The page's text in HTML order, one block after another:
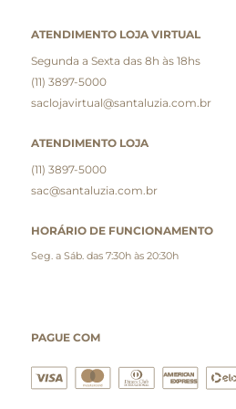
ATENDIMENTO LOJA VIRTUAL
Segunda a Sexta das 8h às 18hs
(11) 3897-5000
saclojavirtual@santaluzia.com.br
ATENDIMENTO LOJA
(11) 3897-5000
sac@santaluzia.com.br
HORÁRIO DE FUNCIONAMENTO
Seg. a Sáb. das 7:30h às 20:30h
PAGUE COM